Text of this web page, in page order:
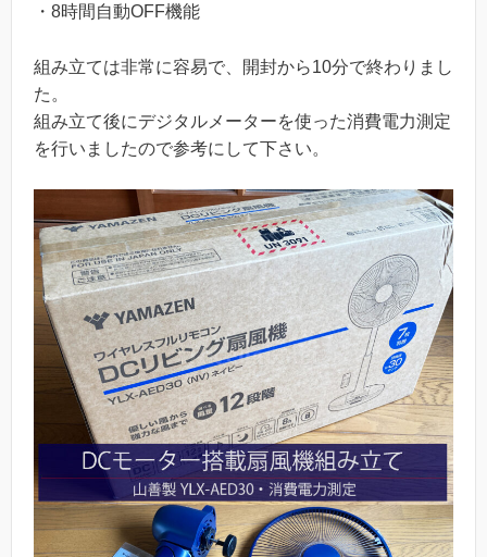
・8時間自動OFF機能
組み立ては非常に容易で、開封から10分で終わりまし
た。
組み立て後にデジタルメーターを使った消費電力測定
を行いましたので参考にして下さい。